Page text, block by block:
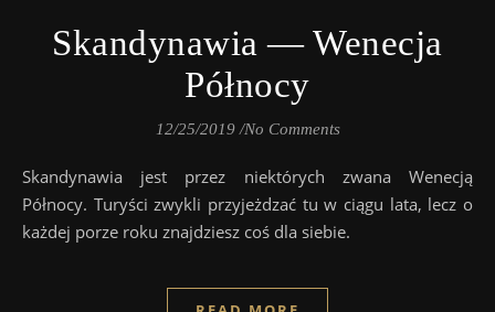
Skandynawia — Wenecja
Północy
12/25/2019 /No Comments
Skandynawia jest przez niektórych zwana Wenecją
Północy. Turyści zwykli przyjeżdzać tu w ciągu lata, lecz o
każdej porze roku znajdziesz coś dla siebie.